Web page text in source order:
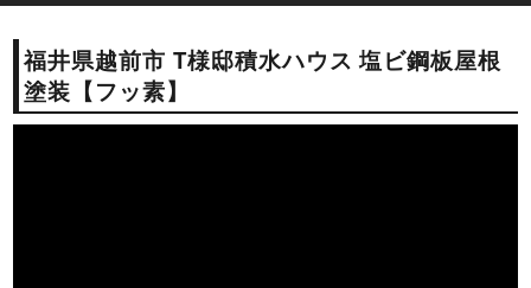
福井県越前市 T様邸積水ハウス 塩ビ鋼板屋根
塗装【フッ素】